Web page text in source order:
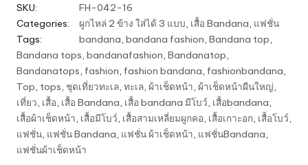
Bandana
ผูก
ไหล่
2
ข้าง
ใส่
ได้
3
แบบ
-
SKU:
FH-042-16
Categories:
ผูกไหล่ 2 ข้าง ใส่ได้ 3 แบบ, เสื้อ Bandana, แฟชั่น
Tags:
bandana, bandana fashion, Bandana top,
Bandana tops, bandanafashion, Bandanatop,
Bandanatops, fashion, fashion bandana, fashionbandana,
Top, tops, ชุดเที่ยวทะเล, ทะเล, ผ้าเช็ดหน้า, ผ้าเช็ดหน้าผืนใหญ่,
เที่ยว, เสื้อ, เสื้อ Bandana, เสื้อ bandana มีโบว์, เสื้อbandana,
เสื้อผ้าเช็ดหน้า, เสื้อมีโบว์, เสื้อสามเหลี่ยมผูกคอ, เสื้อเกาะอก, เสื้อโบว์,
แฟชั่น, แฟชั่น Bandana, แฟชั่น ผ้าเช็ดหน้า, แฟชั่นBandana,
แฟชั่นผ้าเช็ดหน้า